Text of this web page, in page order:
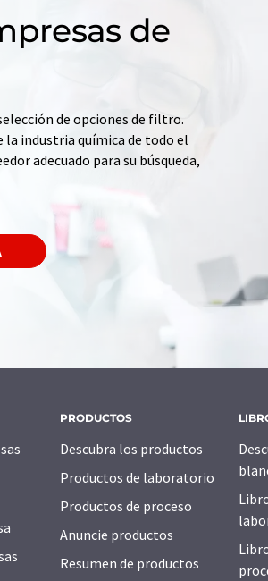
de
de opciones de filtro.
la industria química de todo el
adecuado para su búsqueda,
PRODUCTOS
Descubra los productos
Productos de laboratorio
Productos de proceso
Anuncie productos
Resumen de productos